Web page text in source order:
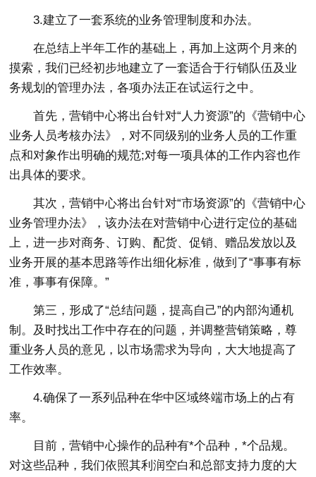
3.建立了一套系统的业务管理制度和办法。
在总结上半年工作的基础上，再加上这两个月来的
摸索，我们已经初步地建立了一套适合于行销队伍及业
务规划的管理办法，各项办法正在试运行之中。
首先，营销中心将出台针对“人力资源”的《营销中心
业务人员考核办法》，对不同级别的业务人员的工作重
点和对象作出明确的规范;对每一项具体的工作内容也作
出具体的要求。
其次，营销中心将出台针对“市场资源”的《营销中心
业务管理办法》，该办法在对营销中心进行定位的基础
上，进一步对商务、订购、配货、促销、赠品发放以及
业务开展的基本思路等作出细化标准，做到了“事事有标
准，事事有保障。”
第三，形成了“总结问题，提高自己”的内部沟通机
制。及时找出工作中存在的问题，并调整营销策略，尊
重业务人员的意见，以市场需求为导向，大大地提高了
工作效率。
4.确保了一系列品种在华中区域终端市场上的占有
率。
目前，营销中心操作的品种有*个品种，*个品规。
对这些品种，我们依照其利润空白和总部支持力度的大